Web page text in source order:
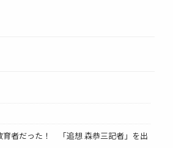
育者だった！ 「追想 森恭三記者」を出